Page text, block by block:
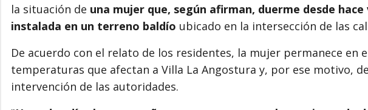
la situación de una mujer que, según afirman, duerme desde
instalada en un terreno baldío ubicado en la intersección de las
De acuerdo con el relato de los residentes, la mujer permanece en
temperaturas que afectan a Villa La Angostura y, por ese motivo,
intervención de las autoridades.